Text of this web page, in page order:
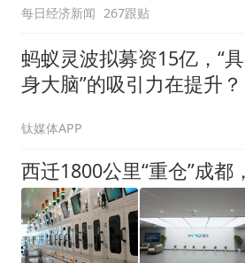
每日经济新闻 267跟贴
蚂蚁灵波拟募资15亿，“具
身大脑”的吸引力在提升？
钛媒体APP